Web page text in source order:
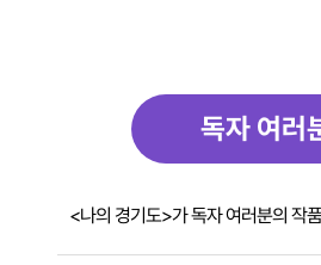
독자 여러
<나의 경기도>가 독자 여러분의 작